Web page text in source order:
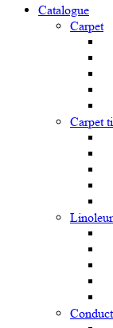
Catalogue
Carpet
Carpet